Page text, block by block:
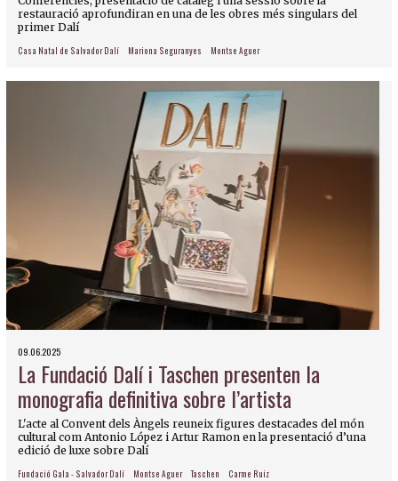
restauració aprofundiran en una de les obres més singulars del
primer Dalí
Casa Natal de Salvador Dalí Mariona Seguranyes Montse Aguer
09.06.2025
La Fundació Dalí i Taschen presenten la
monografia definitiva sobre l’artista
L'acte al Convent dels Àngels reuneix figures destacades del món
cultural com Antonio López i Artur Ramon en la presentació d’una
edició de luxe sobre Dalí
Fundació Gala - Salvador Dalí Montse Aguer Taschen Carme Ruiz